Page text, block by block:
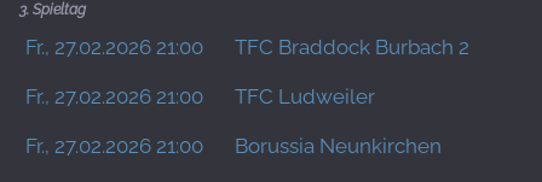
3. Spieltag
Fr., 27.02.2026 21:00 TFC Braddock Burbach 2
Fr., 27.02.2026 21:00 TFC Ludweiler
Fr., 27.02.2026 21:00 Borussia Neunkirchen